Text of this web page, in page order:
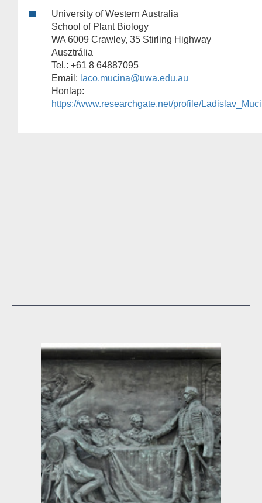
University of Western Australia
School of Plant Biology
WA 6009 Crawley, 35 Stirling Highway
Ausztrália
Tel.: +61 8 64887095
Email: laco.mucina@uwa.edu.au
Honlap:
https://www.researchgate.net/profile/